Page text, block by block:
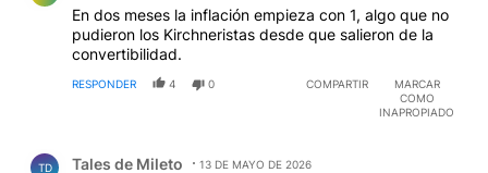
En dos meses la inflación empieza con 1, algo que no
pudieron los Kirchneristas desde que salieron de la
convertibilidad.
RESPONDER 4 0 COMPARTIR
MARCAR
COMO
INAPROPIADO
TD Tales de Mileto 13 DE MAYO DE 2026